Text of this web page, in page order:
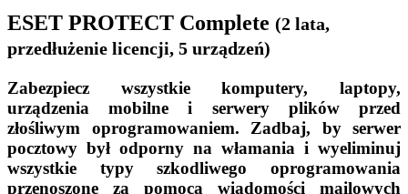
ESET PROTECT Complete (2 lata,
przedłużenie licencji, 5 urządzeń)
Zabezpiecz wszystkie komputery, laptopy,
urządzenia mobilne i serwery plików przed
złośliwym oprogramowaniem. Zadbaj, by serwer
pocztowy był odporny na włamania i wyeliminuj
wszystkie typy szkodliwego oprogramowania
przenoszone za pomocą wiadomości mailowych